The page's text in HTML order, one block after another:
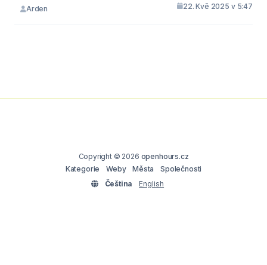
Arden 22. Kvě 2025 v 5:47
Copyright © 2026 openhours.cz
Kategorie
Weby Města
Společnosti
Čeština
English